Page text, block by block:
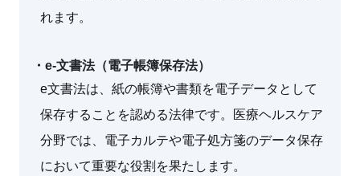
れます。
・e-文書法（電子帳簿保存法）
e文書法は、紙の帳簿や書類を電子データとして
保存することを認める法律です。医療ヘルスケア
分野では、電子カルテや電子処方箋のデータ保存
において重要な役割を果たします。